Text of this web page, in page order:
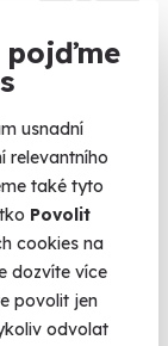
pojďme
usnadní
relevantního
také tyto
Povolit
cookies na
dozvíte více
povolit jen
odvolat